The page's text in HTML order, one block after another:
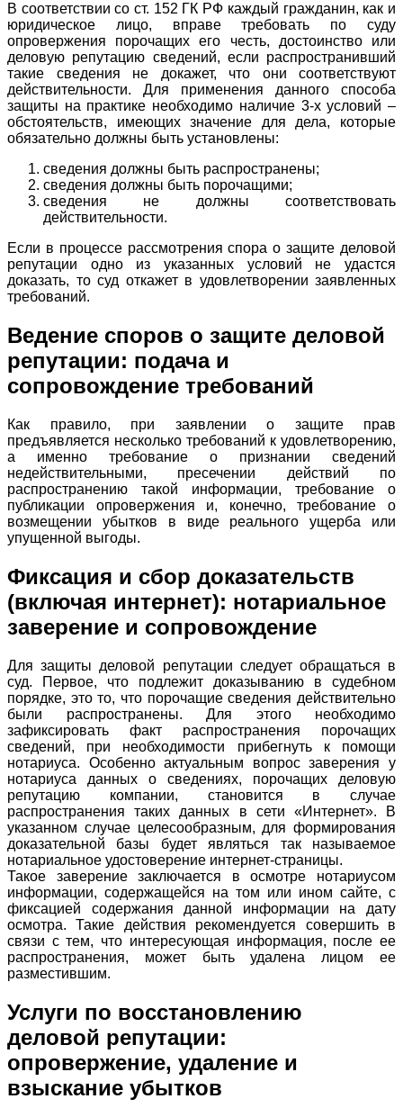
В соответствии со ст. 152 ГК РФ каждый гражданин, как и
юридическое лицо, вправе требовать по суду
опровержения порочащих его честь, достоинство или
деловую репутацию сведений, если распространивший
такие сведения не докажет, что они соответствуют
действительности. Для применения данного способа
защиты на практике необходимо наличие 3-х условий –
обстоятельств, имеющих значение для дела, которые
обязательно должны быть установлены:
сведения должны быть распространены;
сведения должны быть порочащими;
сведения не должны соответствовать
действительности.
Если в процессе рассмотрения спора о защите деловой
репутации одно из указанных условий не удастся
доказать, то суд откажет в удовлетворении заявленных
требований.
Ведение споров о защите деловой
репутации: подача и
сопровождение требований
Как правило, при заявлении о защите прав
предъявляется несколько требований к удовлетворению,
а именно требование о признании сведений
недействительными, пресечении действий по
распространению такой информации, требование о
публикации опровержения и, конечно, требование о
возмещении убытков в виде реального ущерба или
упущенной выгоды.
Фиксация и сбор доказательств
(включая интернет): нотариальное
заверение и сопровождение
Для защиты деловой репутации следует обращаться в
суд. Первое, что подлежит доказыванию в судебном
порядке, это то, что порочащие сведения действительно
были распространены. Для этого необходимо
зафиксировать факт распространения порочащих
сведений, при необходимости прибегнуть к помощи
нотариуса. Особенно актуальным вопрос заверения у
нотариуса данных о сведениях, порочащих деловую
репутацию компании, становится в случае
распространения таких данных в сети «Интернет». В
указанном случае целесообразным, для формирования
доказательной базы будет являться так называемое
нотариальное удостоверение интернет-страницы.
Такое заверение заключается в осмотре нотариусом
информации, содержащейся на том или ином сайте, с
фиксацией содержания данной информации на дату
осмотра. Такие действия рекомендуется совершить в
связи с тем, что интересующая информация, после ее
распространения, может быть удалена лицом ее
разместившим.
Услуги по восстановлению
деловой репутации:
опровержение, удаление и
взыскание убытков